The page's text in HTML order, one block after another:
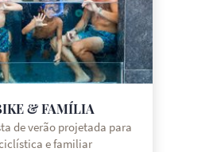
& FAMÍLIA
de verão projetada para
e familiar